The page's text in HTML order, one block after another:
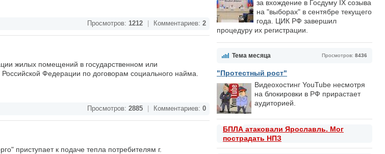
за вхождение в Госдуму IX созыва
на "выборах" в сентябре текущего
года. ЦИК РФ завершил
процедуру их регистрации.
Просмотров: 8436
Тема месяца
"Протестный рост"
Видеохостинг YouTube несмотря
на блокировки в РФ прирастает
аудиторией.
БПЛА атаковали Ярославль. Мог
пострадать НПЗ
Просмотров: 1212 Комментариев: 2
жилых помещений в государственном или
Федерации по договорам социального найма.
Просмотров: 2885 Комментариев: 0
приступает к подаче тепла потребителям г.